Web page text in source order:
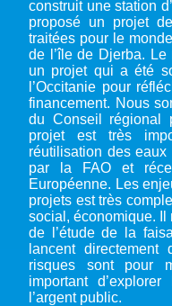
construit une station
proposé un projet
traitées pour le
de l’île de Djerba. Le
un projet qui a été
l’Occitanie pour
financement. Nous
du Conseil régional
projet est très
réutilisation des
par la FAO et
Européenne. Les
projets est très
social, économique. Il
de l’étude de la
lancent directement
risques sont pour
important
l’argent public.